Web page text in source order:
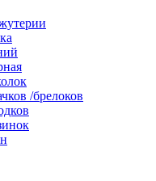
/брелоков